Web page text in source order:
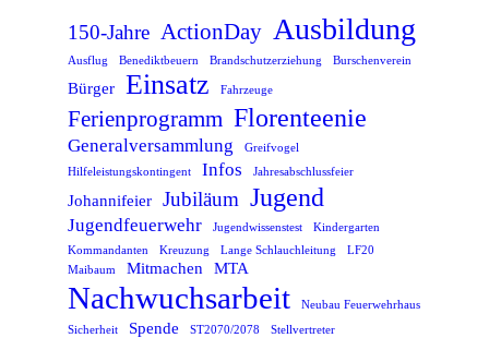
150-Jahre ActionDay Ausbildung
Ausflug Benediktbeuern Brandschutzerziehung Burschenverein
Bürger Einsatz Fahrzeuge
Ferienprogramm Florenteenie
Generalversammlung
Greifvogel
Hilfeleistungskontingent
Infos Jahresabschlussfeier
Johannifeier Jubiläum Jugend
Jugendfeuerwehr Jugendwissenstest
Kindergarten
Kommandanten
Kreuzung Lange Schlauchleitung
LF20
Maibaum
Mitmachen MTA
Nachwuchsarbeit Neubau Feuerwehrhaus
Sicherheit Spende ST2070/2078 Stellvertreter